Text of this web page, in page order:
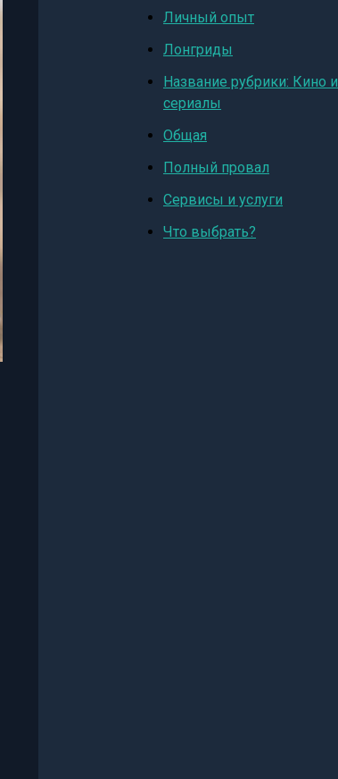
Личный опыт
Лонгриды
Название рубрики: Кино и
сериалы
Общая
Полный провал
Сервисы и услуги
Что выбрать?